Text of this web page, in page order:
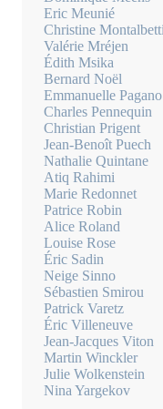
Eric Meunié
Christine Montalbetti
Valérie Mréjen
Édith Msika
Bernard Noël
Emmanuelle Pagano
Charles Pennequin
Christian Prigent
Jean-Benoît Puech
Nathalie Quintane
Atiq Rahimi
Marie Redonnet
Patrice Robin
Alice Roland
Louise Rose
Éric Sadin
Neige Sinno
Sébastien Smirou
Patrick Varetz
Éric Villeneuve
Jean-Jacques Viton
Martin Winckler
Julie Wolkenstein
Nina Yargekov